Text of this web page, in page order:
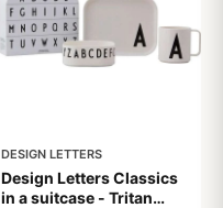
DESIGN LETTERS
Design Letters Classics
in a suitcase - Tritan